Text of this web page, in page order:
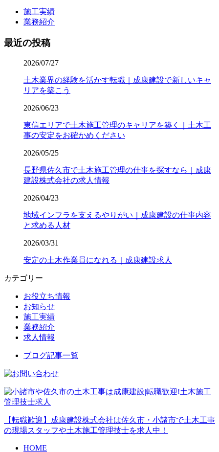
施工実績
業務紹介
最近の投稿
2026/07/27
土木業界の経験を活かす転職｜成康建設で新しいキャ
リアを築こう
2026/06/23
東信エリアで土木施工管理のキャリアを築く｜土木工
事の安定をお確かめください
2026/05/25
長野県佐久市で土木施工管理の仕事を探すなら｜成康
建設株式会社の求人情報
2026/04/23
地域インフラを支えるやりがい｜成康建設の仕事内容
と求める人材
2026/03/31
安定の土木作業員になれる｜成康建設求人
カテゴリー
お役立ち情報
お知らせ
施工実績
業務紹介
求人情報
ブログ記事一覧
【転職歓迎】成康建設株式会社は佐久市・小諸市で土木工事
の現場スタッフや土木施工管理技士を求人中！
HOME